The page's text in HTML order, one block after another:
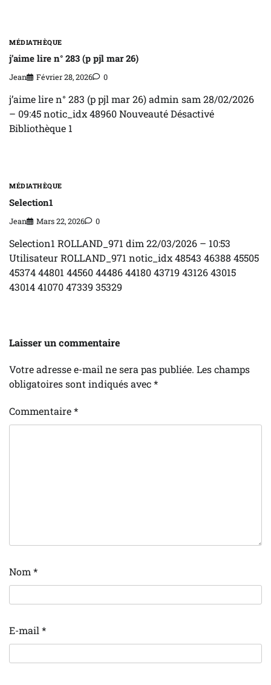
MÉDIATHÈQUE
j’aime lire n° 283 (p pjl mar 26)
Jean Février 28, 2026 0
j’aime lire n° 283 (p pjl mar 26) admin sam 28/02/2026
– 09:45 notic_idx 48960 Nouveauté Désactivé
Bibliothèque 1
MÉDIATHÈQUE
Selection1
Jean Mars 22, 2026 0
Selection1 ROLLAND_971 dim 22/03/2026 – 10:53
Utilisateur ROLLAND_971 notic_idx 48543 46388 45505
45374 44801 44560 44486 44180 43719 43126 43015
43014 41070 47339 35329
Laisser un commentaire
Votre adresse e-mail ne sera pas publiée. Les champs
obligatoires sont indiqués avec*
Commentaire*
Nom *
E-mail *